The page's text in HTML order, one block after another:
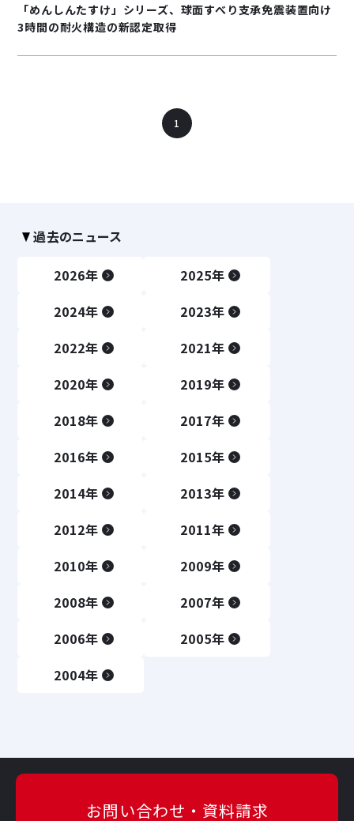
採用情報
「めんしんたすけ」シリーズ、球面すべり支承免震装置向け
3時間の耐火構造の新認定取得
1
過去のニュース
2026年
2025年
2024年
2023年
2022年
2021年
2020年
2019年
2018年
2017年
2016年
2015年
2014年
2013年
2012年
2011年
2010年
2009年
2008年
2007年
2006年
2005年
2004年
お問い合わせ・資料請求